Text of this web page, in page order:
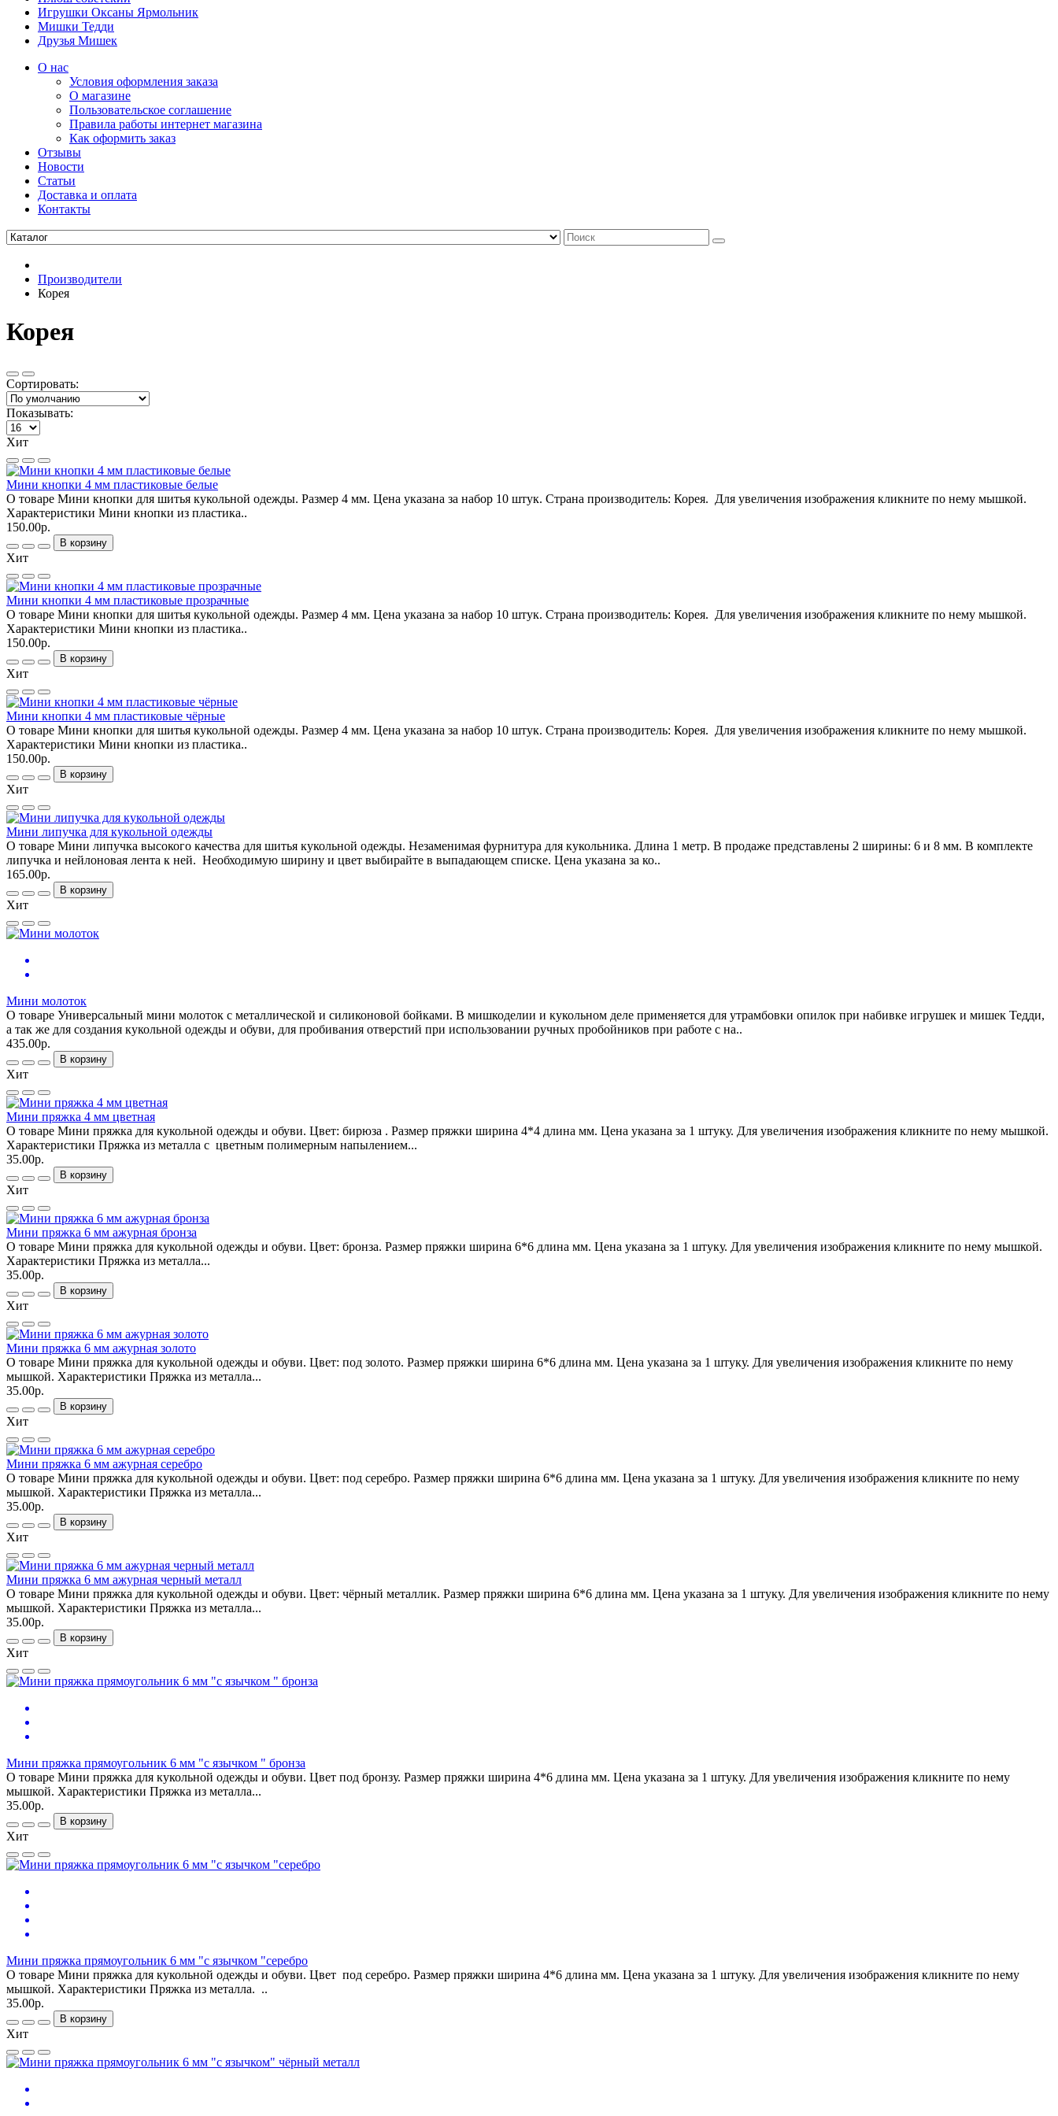
Игрушки Оксаны Ярмольник
Мишки Тедди
Друзья Мишек
О нас
Условия оформления заказа
О магазине
Пользовательское соглашение
Правила работы интернет магазина
Как оформить заказ
Отзывы
Новости
Статьи
Доставка и оплата
Контакты
Производители
Корея
Корея
Сортировать:
Показывать:
Хит
Мини кнопки 4 мм пластиковые белые
О товаре Мини кнопки для шитья кукольной одежды. Размер 4 мм. Цена указана за набор 10 штук. Страна производитель: Корея. Для увеличения изображения кликните по нему мышкой.
Характеристики Мини кнопки из пластика..
150.00р.
В корзину
Хит
Мини кнопки 4 мм пластиковые прозрачные
О товаре Мини кнопки для шитья кукольной одежды. Размер 4 мм. Цена указана за набор 10 штук. Страна производитель: Корея. Для увеличения изображения кликните по нему мышкой.
Характеристики Мини кнопки из пластика..
150.00р.
В корзину
Хит
Мини кнопки 4 мм пластиковые чёрные
О товаре Мини кнопки для шитья кукольной одежды. Размер 4 мм. Цена указана за набор 10 штук. Страна производитель: Корея. Для увеличения изображения кликните по нему мышкой.
Характеристики Мини кнопки из пластика..
150.00р.
В корзину
Хит
Мини липучка для кукольной одежды
О товаре Мини липучка высокого качества для шитья кукольной одежды. Незаменимая фурнитура для кукольника. Длина 1 метр. В продаже представлены 2 ширины: 6 и 8 мм. В комплекте
липучка и нейлоновая лента к ней. Необходимую ширину и цвет выбирайте в выпадающем списке. Цена указана за ко..
165.00р.
В корзину
Хит
Мини молоток
О товаре Универсальный мини молоток с металлической и силиконовой бойками. В мишкоделии и кукольном деле применяется для утрамбовки опилок при набивке игрушек и мишек Тедди,
а так же для создания кукольной одежды и обуви, для пробивания отверстий при использовании ручных пробойников при работе с на..
435.00р.
В корзину
Хит
Мини пряжка 4 мм цветная
О товаре Мини пряжка для кукольной одежды и обуви. Цвет: бирюза . Размер пряжки ширина 4*4 длина мм. Цена указана за 1 штуку. Для увеличения изображения кликните по нему мышкой.
Характеристики Пряжка из металла с цветным полимерным напылением...
35.00р.
В корзину
Хит
Мини пряжка 6 мм ажурная бронза
О товаре Мини пряжка для кукольной одежды и обуви. Цвет: бронза. Размер пряжки ширина 6*6 длина мм. Цена указана за 1 штуку. Для увеличения изображения кликните по нему мышкой.
Характеристики Пряжка из металла...
35.00р.
В корзину
Хит
Мини пряжка 6 мм ажурная золото
О товаре Мини пряжка для кукольной одежды и обуви. Цвет: под золото. Размер пряжки ширина 6*6 длина мм. Цена указана за 1 штуку. Для увеличения изображения кликните по нему
мышкой. Характеристики Пряжка из металла...
35.00р.
В корзину
Хит
Мини пряжка 6 мм ажурная серебро
О товаре Мини пряжка для кукольной одежды и обуви. Цвет: под серебро. Размер пряжки ширина 6*6 длина мм. Цена указана за 1 штуку. Для увеличения изображения кликните по нему
мышкой. Характеристики Пряжка из металла...
35.00р.
В корзину
Хит
Мини пряжка 6 мм ажурная черный металл
О товаре Мини пряжка для кукольной одежды и обуви. Цвет: чёрный металлик. Размер пряжки ширина 6*6 длина мм. Цена указана за 1 штуку. Для увеличения изображения кликните по нему
мышкой. Характеристики Пряжка из металла...
35.00р.
В корзину
Хит
Мини пряжка прямоугольник 6 мм "с язычком " бронза
О товаре Мини пряжка для кукольной одежды и обуви. Цвет под бронзу. Размер пряжки ширина 4*6 длина мм. Цена указана за 1 штуку. Для увеличения изображения кликните по нему
мышкой. Характеристики Пряжка из металла...
35.00р.
В корзину
Хит
Мини пряжка прямоугольник 6 мм "с язычком "серебро
О товаре Мини пряжка для кукольной одежды и обуви. Цвет под серебро. Размер пряжки ширина 4*6 длина мм. Цена указана за 1 штуку. Для увеличения изображения кликните по нему
мышкой. Характеристики Пряжка из металла. ..
35.00р.
В корзину
Хит